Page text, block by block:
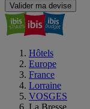
Valider ma devise
Hôtels
Europe
France
Lorraine
VOSGES
La Bresse